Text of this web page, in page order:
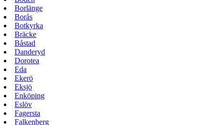
Borlänge
Borås
Botkyrka
Bräcke
Båstad
Danderyd
Dorotea
Eda
Ekerö
Eksjö
Enköping
Eslöv
Fagersta
Falkenberg